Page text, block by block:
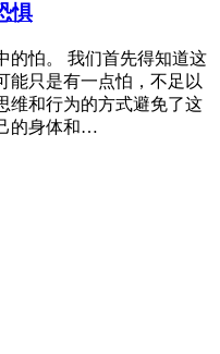
惧
的怕。 我们首先得知道这
能只是有一点怕，不足以
维和行为的方式避免了这
的身体和…